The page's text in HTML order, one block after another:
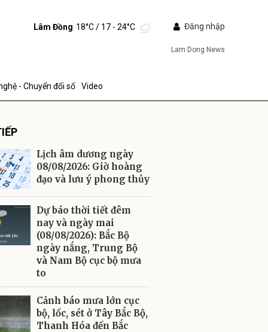
Lâm Đồng 18°C/ 17 - 24°C Đăng nhập
Lam Dong News
- Chuyển đổi số Video
Lịch âm dương ngày
08/08/2026: Giờ hoàng
đạo và lưu ý phong thủy
Dự báo thời tiết đêm
nay và ngày mai
(08/08/2026): Bắc Bộ
ngày nắng, Trung Bộ
và Nam Bộ cục bộ mưa
to
Cảnh báo mưa lớn cục
bộ, lốc, sét ở Tây Bắc Bộ,
Thanh Hóa đến Bắc